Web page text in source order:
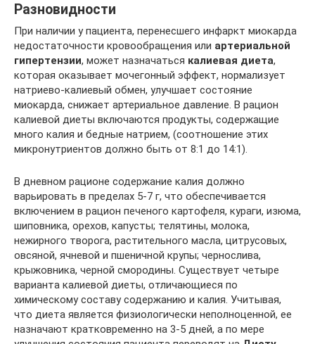
Разновидности
При наличии у пациента, перенесшего инфаркт миокарда
недостаточности кровообращения или артериальной
гипертензии, может назначаться калиевая диета,
которая оказывает мочегонный эффект, нормализует
натриево-калиевый обмен, улучшает состояние
миокарда, снижает артериальное давление. В рацион
калиевой диеты включаются продукты, содержащие
много калия и бедные натрием, (соотношение этих
микронутриентов должно быть от 8:1 до 14:1).
В дневном рационе содержание калия должно
варьировать в пределах 5-7 г, что обеспечивается
включением в рацион печеного картофеля, кураги, изюма,
шиповника, орехов, капусты; телятины, молока,
нежирного творога, растительного масла, цитрусовых,
овсяной, ячневой и пшеничной крупы; чернослива,
крыжовника, черной смородины. Существует четыре
варианта калиевой диеты, отличающиеся по
химическому составу содержанию и калия. Учитывая,
что диета является физиологически неполноценной, ее
назначают кратковременно на 3-5 дней, а по мере